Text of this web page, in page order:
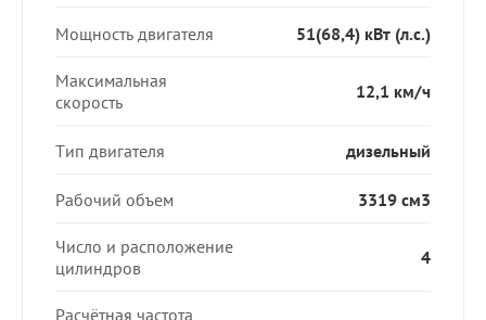
Мощность двигателя 51(68,4) кВт (л.с.)
Максимальная
скорость
12,1 км/ч
Тип двигателя дизельный
Рабочий объем 3319 см3
Число и расположение
цилиндров
4
Расчётная частота